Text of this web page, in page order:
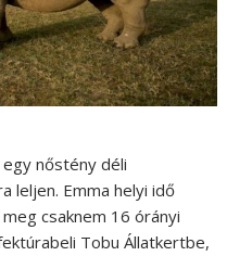
nőstény déli
leljen. Emma helyi idő
csaknem 16 órányi
Tobu Állatkertbe,